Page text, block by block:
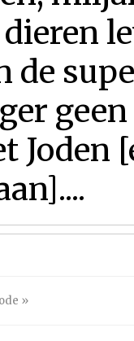
de
Joden
»